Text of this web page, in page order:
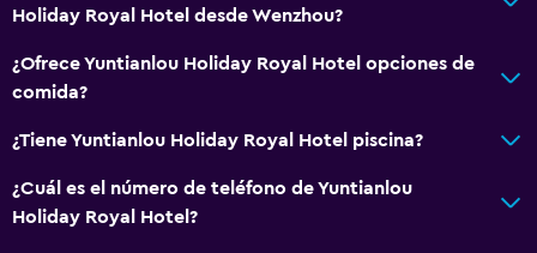
Holiday Royal Hotel desde Wenzhou?
¿Ofrece Yuntianlou Holiday Royal Hotel opciones de
comida?
¿Tiene Yuntianlou Holiday Royal Hotel piscina?
¿Cuál es el número de teléfono de Yuntianlou
Holiday Royal Hotel?